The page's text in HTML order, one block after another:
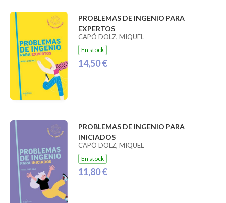
PROBLEMAS DE INGENIO PARA
EXPERTOS
CAPÓ DOLZ, MIQUEL
En stock
14,50 €
PROBLEMAS DE INGENIO PARA
INICIADOS
CAPÓ DOLZ, MIQUEL
En stock
11,80 €